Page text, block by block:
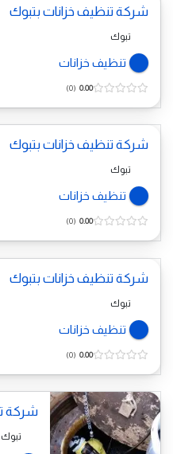
شركة تنظيف خزانات بتبوك
تبوك
تنظيف خزانات
0.00
0
شركة تنظيف خزانات بتبوك
تبوك
تنظيف خزانات
0.00
0
شركة تنظيف خزانات بتبوك
تبوك
تنظيف خزانات
0.00
0
شركة
تبوك